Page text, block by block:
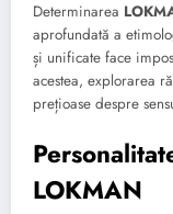
Determinarea
aprofundată a
și unificate face
acestea, explorarea
prețioase despre
LOKMAN